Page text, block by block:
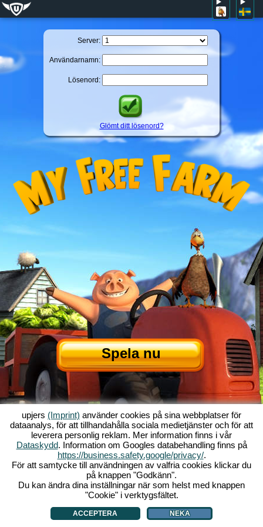
Server:
Användarnamn:
Lösenord:
Glömt ditt lösenord?
Spela nu
Om My Free Farm|Historien bakom webbläsarenspelet|Funktionerna|
GTC Kontakt/Credits|Datasäkerhetspolicy|Regler|Forum| Support|
Google Play|App Store|Webbläsarspel - upjers.com
|Hantera Cookies
upjers (Imprint) använder cookies på sina webbplatser för
dataanalys, för att tillhandahålla sociala medietjänster och för att
leverera personlig reklam. Mer information finns i vår
Dataskydd. Information om Googles databehandling finns på
https://business.safety.google/privacy/.
För att samtycke till användningen av valfria cookies klickar du
på knappen "Godkänn".
Du kan ändra dina inställningar när som helst med knappen
"Cookie" i verktygsfältet.
ACCEPTERA NEKA